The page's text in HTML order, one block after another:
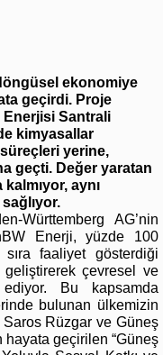
ekonomiye
geçirdi. Proje
Santrali
kimyasallar
yerine,
geçti. Değer yaratan
aynı
Württemberg AG’nin
Enerji, yüzde 100
faaliyet gösterdiği
çevresel ve
Bu kapsamda
bulunan ülkemizin
Rüzgar ve Güneş
hayata geçirilen “Güneş